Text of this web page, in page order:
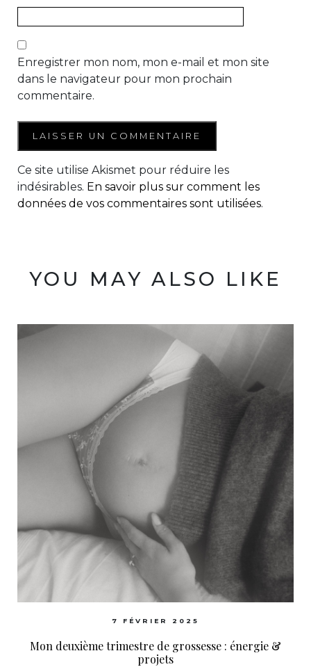
Enregistrer mon nom, mon e-mail et mon site
dans le navigateur pour mon prochain
commentaire.
Ce site utilise Akismet pour réduire les
indésirables. En savoir plus sur comment les
données de vos commentaires sont utilisées.
YOU MAY ALSO LIKE
7 FÉVRIER 2025
Mon deuxième trimestre de grossesse : énergie &
projets